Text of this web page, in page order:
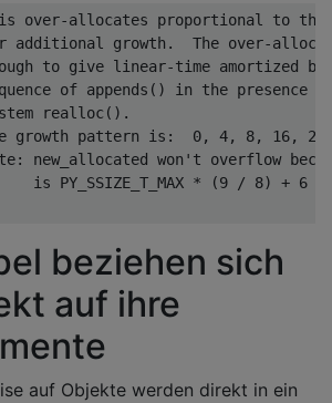
over-allocates proportional to the
additional growth.  The over-
to give linear-time amortized
of appends() in the presence
realloc().
growth pattern is:  0, 4, 8, 16,
new_allocated won't overflow
is PY_SSIZE_T_MAX * (9 / 8) + 6
beziehen sich
auf ihre
auf Objekte werden direkt in ein